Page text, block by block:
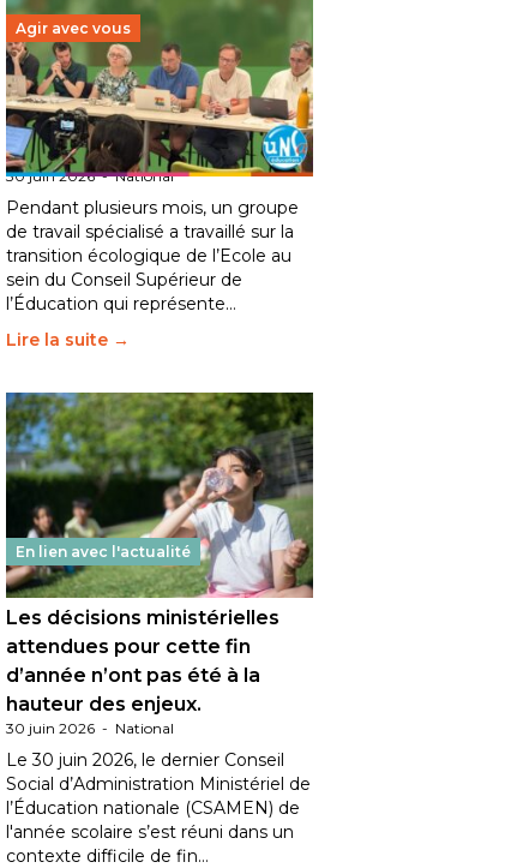
Agir avec vous
Transition écologique de
l’éducation : l’UNSA Éducation
fait bouger les lignes
30 juin 2026-National
Pendant plusieurs mois, un groupe
de travail spécialisé a travaillé sur la
transition écologique de l’Ecole au
sein du Conseil Supérieur de
l’Éducation qui représente…
Lire la suite →
En lien avec l'actualité
Les décisions ministérielles
attendues pour cette fin
d’année n’ont pas été à la
hauteur des enjeux.
30 juin 2026 - National
Le 30 juin 2026, le dernier Conseil
Social d’Administration Ministériel de
l’Éducation nationale (CSAMEN) de
l'année scolaire s’est réuni dans un
contexte difficile de fin…